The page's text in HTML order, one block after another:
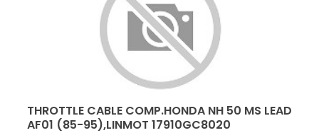
THROTTLE CABLE COMP.HONDA NH 50 MS LEAD
AF01 (85-95),LINMOT 17910GC8020